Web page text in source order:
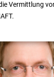
Vermittlung